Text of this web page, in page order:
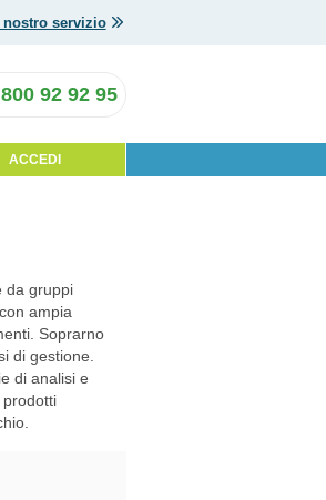
servizio
ACCEDI
800 92 92 95
da gruppi
ampia
Soprarno
di gestione.
di analisi e